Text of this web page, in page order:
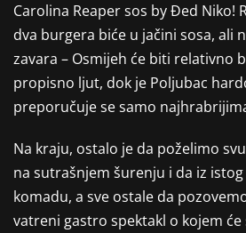
Carolina Reaper sos by Đed Niko!
dva burgera biće u jačini sosa, ali
zavara – Osmijeh će biti relativno
propisno ljut, dok je Poljubac
preporučuje se samo
Na kraju, ostalo je da poželimo
na sutrašnjem šurenju i da iz
komadu, a sve ostale da
vatreni gastro spektakl o kojem